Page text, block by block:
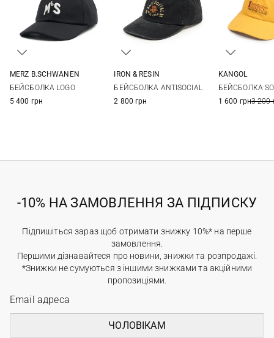
MERZ B.SCHWANEN
БЕЙСБОЛКА LOGO
5 400 грн
IRON & RESIN
БЕЙСБОЛКА ANTISOCIAL
2 800 грн
KANGOL
БЕЙСБОЛКА
1 600 грн3 200
-10% НА ЗАМОВЛЕННЯ ЗА ПІДПИСКУ
Підпишіться зараз щоб отримати знижку 10%* на перше
замовлення.
Першими дізнавайтеся про новини, знижки та розпродажі.
*Знижки не сумуються з іншими знижками та акційними
пропозиціями.
ЧОЛОВІКАМ